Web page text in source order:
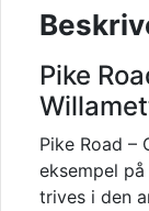
Pike
Pike Road –
eksempel
trives i den